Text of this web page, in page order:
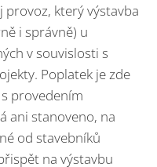
provoz, který výstavba
i správně) u
v souvislosti s
Poplatek je zde
provedením
ani stanoveno, na
od stavebníků
na výstavbu